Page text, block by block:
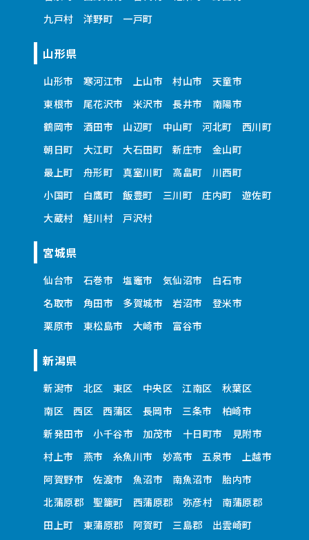
九戸村
洋野町 一戸町
山形県
山形市 寒河江市 上山市 村山市
天童市
東根市
尾花沢市 米沢市 長井市
南陽市
鶴岡市
酒田市 山辺町 中山町 河北町
西川町
朝日町
大江町 大石田町 新庄市
金山町
最上町
舟形町 真室川町 高畠町
川西町
小国町
白鷹町 飯豊町 三川町 庄内町
遊佐町
大蔵村
鮭川村 戸沢村
宮城県
仙台市 石巻市 塩竈市 気仙沼市
白石市
名取市
角田市 多賀城市 岩沼市
登米市
栗原市
東松島市 大崎市 富谷市
新潟県
新潟市 北区 東区 中央区 江南区
秋葉区
南区
西区 西蒲区 長岡市 三条市
柏崎市
新発田市
小千谷市 加茂市 十日町市
見附市
村上市
燕市 糸魚川市 妙高市 五泉市
上越市
阿賀野市
佐渡市 魚沼市 南魚沼市
胎内市
北蒲原郡
聖籠町 西蒲原郡 弥彦村
南蒲原郡
田上町
東蒲原郡 阿賀町 三島郡 出雲崎町